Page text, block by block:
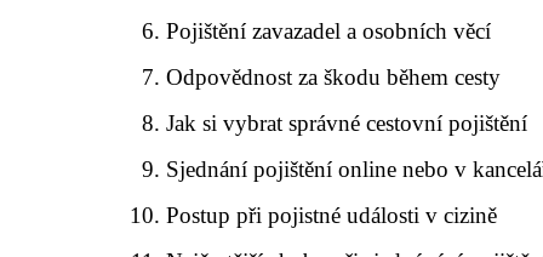
Pojištění zavazadel a osobních věcí
Odpovědnost za škodu během cesty
Jak si vybrat správné cestovní pojištění
Sjednání pojištění online nebo v
Postup při pojistné události v cizině